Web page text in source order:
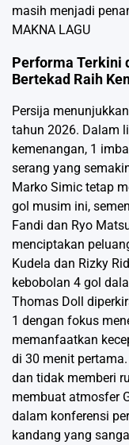
masih menjadi
MAKNA LAGU
Performa Terkini
Bertekad Raih
Persija
tahun 2026. Dalam
kemenangan, 1
serang yang
Marko Simic tetap
gol musim ini,
Fandi dan Ryo
menciptakan
Kudela dan Rizky
kebobolan 4 gol
Thomas Doll
1 dengan fokus
memanfaatkan
di 30 menit
dan tidak memberi
membuat atmosfer
dalam konferensi
kandang yang